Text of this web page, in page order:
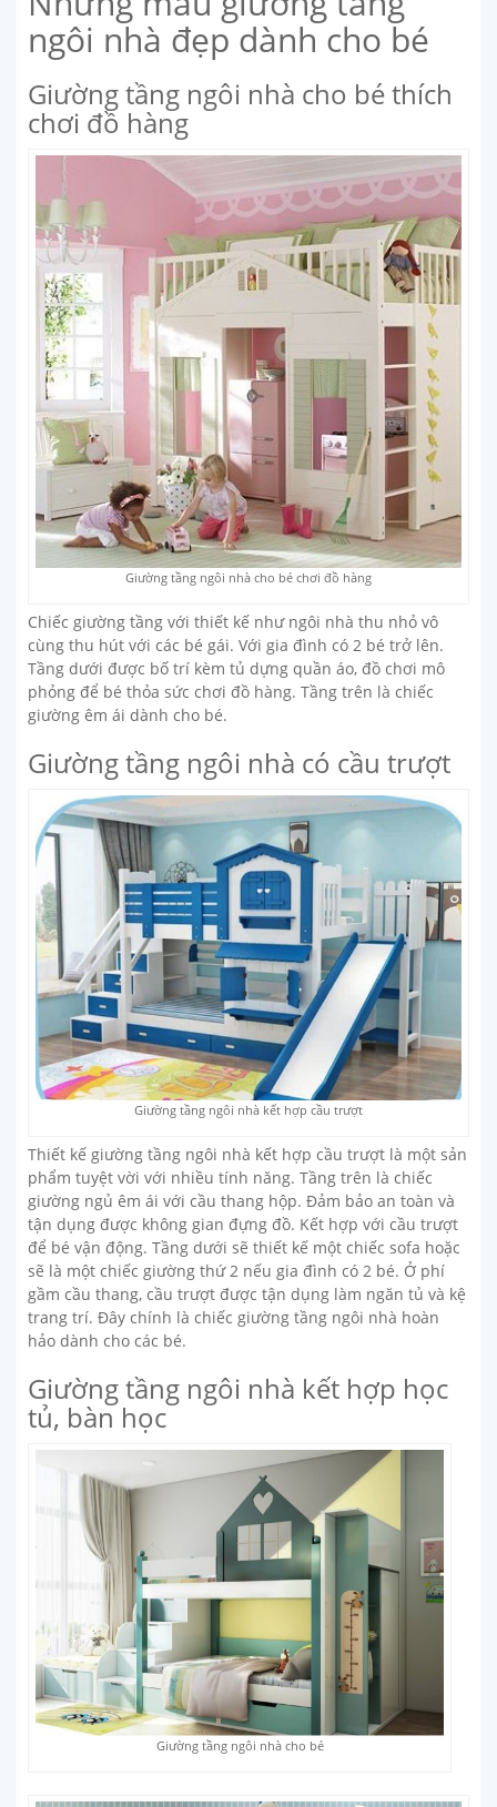
ngôi nhà đẹp dành cho bé
Giường tầng ngôi nhà cho bé thích
chơi đồ hàng
Giường tầng ngôi nhà cho bé chơi đồ hàng
Chiếc giường tầng với thiết kế như ngôi nhà thu nhỏ vô
cùng thu hút với các bé gái. Với gia đình có 2 bé trở lên.
Tầng dưới được bố trí kèm tủ dựng quần áo, đồ chơi mô
phỏng để bé thỏa sức chơi đồ hàng. Tầng trên là chiếc
giường êm ái dành cho bé.
Giường tầng ngôi nhà có cầu trượt
Giường tầng ngôi nhà kết hợp cầu trượt
Thiết kế giường tầng ngôi nhà kết hợp cầu trượt là một sản
phẩm tuyệt vời với nhiều tính năng. Tầng trên là chiếc
giường ngủ êm ái với cầu thang hộp. Đảm bảo an toàn và
tận dụng được không gian đựng đồ. Kết hợp với cầu trượt
để bé vận động. Tầng dưới sẽ thiết kế một chiếc sofa hoặc
sẽ là một chiếc giường thứ 2 nếu gia đình có 2 bé. Ở phí
gầm cầu thang, cầu trượt được tận dụng làm ngăn tủ và kệ
trang trí. Đây chính là chiếc giường tầng ngôi nhà hoàn
hảo dành cho các bé.
Giường tầng ngôi nhà kết hợp học
tủ, bàn học
Giường tầng ngôi nhà cho bé